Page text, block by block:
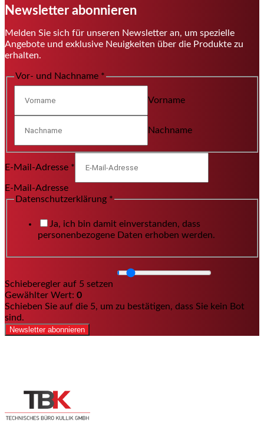
Newsletter abonnieren
Melden Sie sich für unseren Newsletter an, um spezielle
Angebote und exklusive Neuigkeiten über die Produkte zu
erhalten.
Vor- und Nachname *
Vorname
Nachname
E-Mail-Adresse *
E-Mail-Adresse
Datenschutzerklärung *
Ja, ich bin damit einverstanden, dass
personenbezogene Daten erhoben werden.
Schieberegler auf 5 setzen
Gewählter Wert: 0
Schieben Sie auf die 5, um zu bestätigen, dass Sie kein Bot
sind.
Newsletter abonnieren